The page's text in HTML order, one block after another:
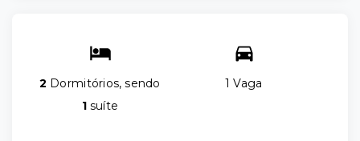
2 Dormitórios, sendo
1 suíte
1 Vaga